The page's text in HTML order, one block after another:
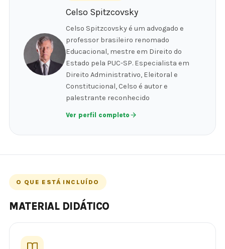
Celso Spitzcovsky
Celso Spitzcovsky é um advogado e
professor brasileiro renomado
Educacional, mestre em Direito do
Estado pela PUC-SP. Especialista em
Direito Administrativo, Eleitoral e
Constitucional, Celso é autor e
palestrante reconhecido
Ver perfil completo
O QUE ESTÁ INCLUÍDO
MATERIAL DIDÁTICO